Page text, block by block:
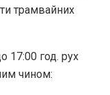
трамвайних
17:00 год. рух
чином: